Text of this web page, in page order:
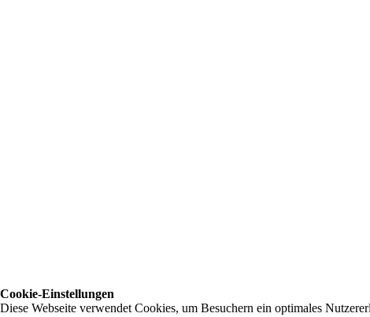
Cookie-Einstellungen
Diese Webseite verwendet Cookies, um Besuchern ein optimales